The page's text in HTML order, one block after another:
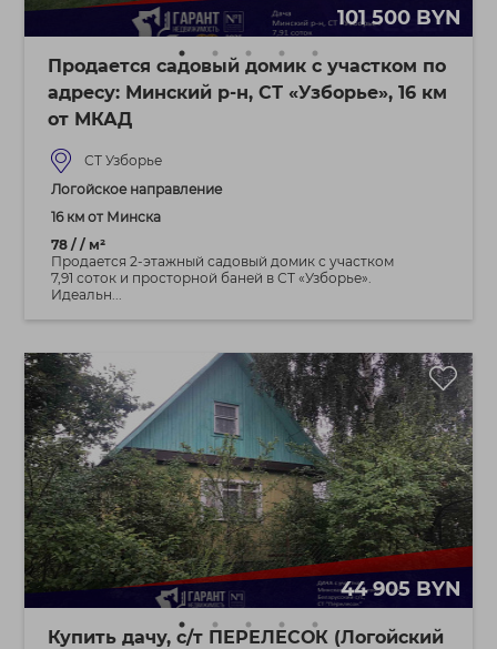
101 500 BYN
Продается садовый домик с участком по
адресу: Минский р-н, СТ «Узборье», 16 км
от МКАД
СТ Узборье
Логойское направление
16 км от Минска
78 / / м²
Продается 2-этажный садовый домик с участком
7,91 соток и просторной баней в СТ «Узборье».
Идеальн...
44 905 BYN
Купить дачу, с/т ПЕРЕЛЕСОК (Логойский